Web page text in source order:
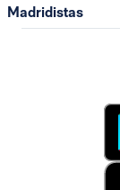
Madridistas